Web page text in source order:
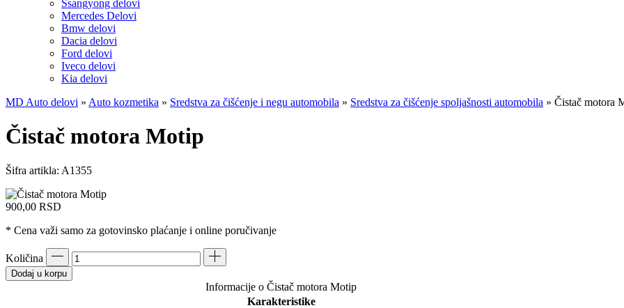
Ssangyong delovi
Mercedes Delovi
Bmw delovi
Dacia delovi
Ford delovi
Iveco delovi
Kia delovi
MD Auto delovi » Auto kozmetika » Sredstva za čišćenje i negu automobila » Sredstva za čišćenje spoljašnosti automobila » Čistač motora
Čistač motora Motip
Šifra artikla: A1355
900,00 RSD
* Cena važi samo za gotovinsko plaćanje i online poručivanje
Količina
Dodaj u korpu
Informacije o Čistač motora Motip
Karakteristike